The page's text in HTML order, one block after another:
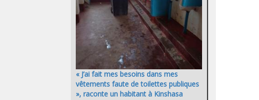
« J’ai fait mes besoins dans mes
vêtements faute de toilettes publiques
», raconte un habitant à Kinshasa